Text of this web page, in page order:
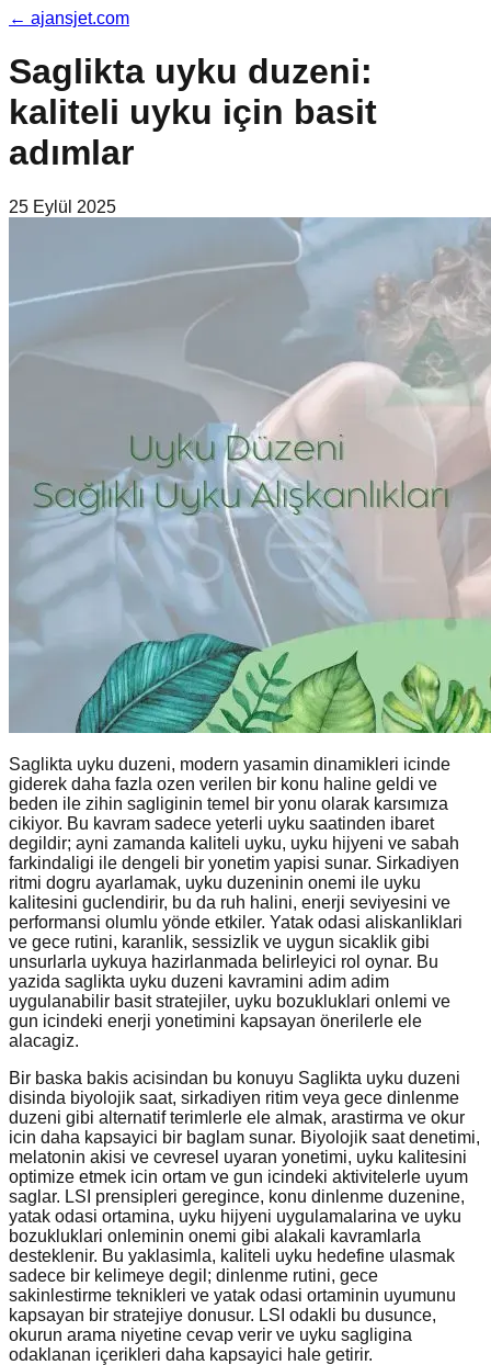
← ajansjet.com
Saglikta uyku duzeni:
kaliteli uyku için basit
adımlar
25 Eylül 2025
Saglikta uyku duzeni, modern yasamin dinamikleri icinde
giderek daha fazla ozen verilen bir konu haline geldi ve
beden ile zihin sagliginin temel bir yonu olarak karsımıza
cikiyor. Bu kavram sadece yeterli uyku saatinden ibaret
degildir; ayni zamanda kaliteli uyku, uyku hijyeni ve sabah
farkindaligi ile dengeli bir yonetim yapisi sunar. Sirkadiyen
ritmi dogru ayarlamak, uyku duzeninin onemi ile uyku
kalitesini guclendirir, bu da ruh halini, enerji seviyesini ve
performansi olumlu yönde etkiler. Yatak odasi aliskanliklari
ve gece rutini, karanlik, sessizlik ve uygun sicaklik gibi
unsurlarla uykuya hazirlanmada belirleyici rol oynar. Bu
yazida saglikta uyku duzeni kavramini adim adim
uygulanabilir basit stratejiler, uyku bozukluklari onlemi ve
gun icindeki enerji yonetimini kapsayan önerilerle ele
alacagiz.
Bir baska bakis acisindan bu konuyu Saglikta uyku duzeni
disinda biyolojik saat, sirkadiyen ritim veya gece dinlenme
duzeni gibi alternatif terimlerle ele almak, arastirma ve okur
icin daha kapsayici bir baglam sunar. Biyolojik saat denetimi,
melatonin akisi ve cevresel uyaran yonetimi, uyku kalitesini
optimize etmek icin ortam ve gun icindeki aktivitelerle uyum
saglar. LSI prensipleri geregince, konu dinlenme duzenine,
yatak odasi ortamina, uyku hijyeni uygulamalarina ve uyku
bozukluklari onleminin onemi gibi alakali kavramlarla
desteklenir. Bu yaklasimla, kaliteli uyku hedefine ulasmak
sadece bir kelimeye degil; dinlenme rutini, gece
sakinlestirme teknikleri ve yatak odasi ortaminin uyumunu
kapsayan bir stratejiye donusur. LSI odakli bu dusunce,
okurun arama niyetine cevap verir ve uyku sagligina
odaklanan içerikleri daha kapsayici hale getirir.